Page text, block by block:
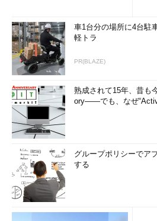
車1台分の場所に4台駐
軽トラ
PR(BLAZE)
熟成されて15年、昔も
ory――でも、なぜ
グループポリシーでア
する